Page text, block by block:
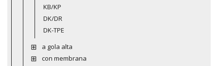
KB/KP
DK/DR
DK-TPE
a gola alta
con membrana